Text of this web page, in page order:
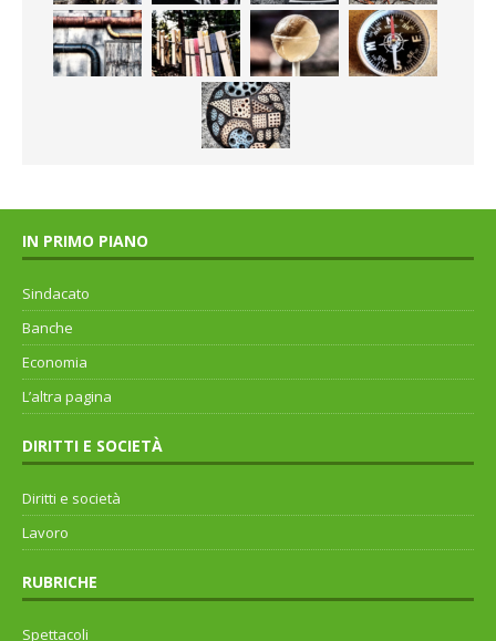
IN PRIMO PIANO
Sindacato
Banche
Economia
L’altra pagina
DIRITTI E SOCIETÀ
Diritti e società
Lavoro
RUBRICHE
Spettacoli